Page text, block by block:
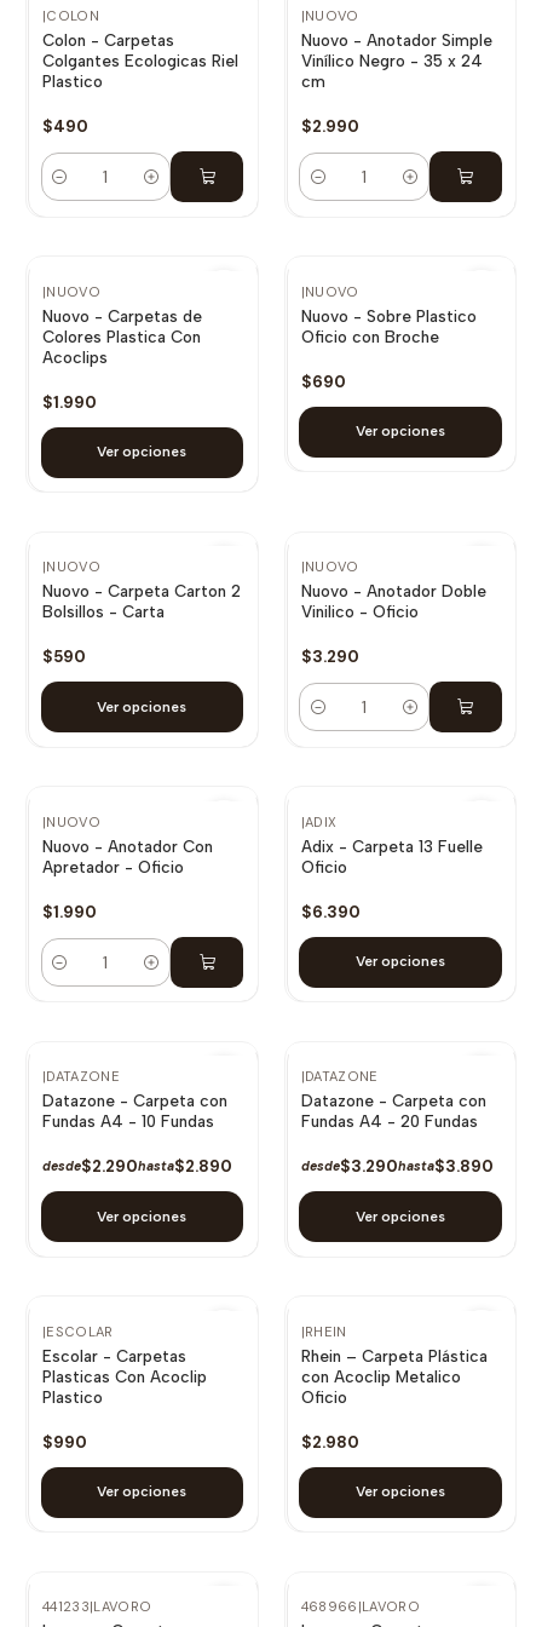
|COLON
Colon - Carpetas
Colgantes Ecologicas Riel
Plastico
$490
Cantidad
|NUOVO
Nuovo - Anotador Simple
Vinílico Negro - 35 x 24
cm
$2.990
Cantidad
|NUOVO
Nuovo - Carpetas de
Colores Plastica Con
Acoclips
$1.990
Ver opciones
|NUOVO
Nuovo - Sobre Plastico
Oficio con Broche
$690
Ver opciones
|NUOVO
Nuovo - Carpeta Carton 2
Bolsillos - Carta
$590
Ver opciones
|NUOVO
Nuovo - Anotador Doble
Vinilico - Oficio
$3.290
Cantidad
|NUOVO
Nuovo - Anotador Con
Apretador - Oficio
$1.990
Cantidad
|ADIX
Adix - Carpeta 13 Fuelle
Oficio
$6.390
Ver opciones
|DATAZONE
Datazone - Carpeta con
Fundas A4 - 10 Fundas
desde$2.290hasta$2.890
Ver opciones
|DATAZONE
Datazone - Carpeta con
Fundas A4 - 20 Fundas
desde$3.290hasta$3.890
Ver opciones
|ESCOLAR
Escolar - Carpetas
Plasticas Con Acoclip
Plastico
$990
Ver opciones
|RHEIN
Rhein – Carpeta Plástica
con Acoclip Metalico
Oficio
$2.980
Ver opciones
441233|LAVORO 468966 |LAVORO